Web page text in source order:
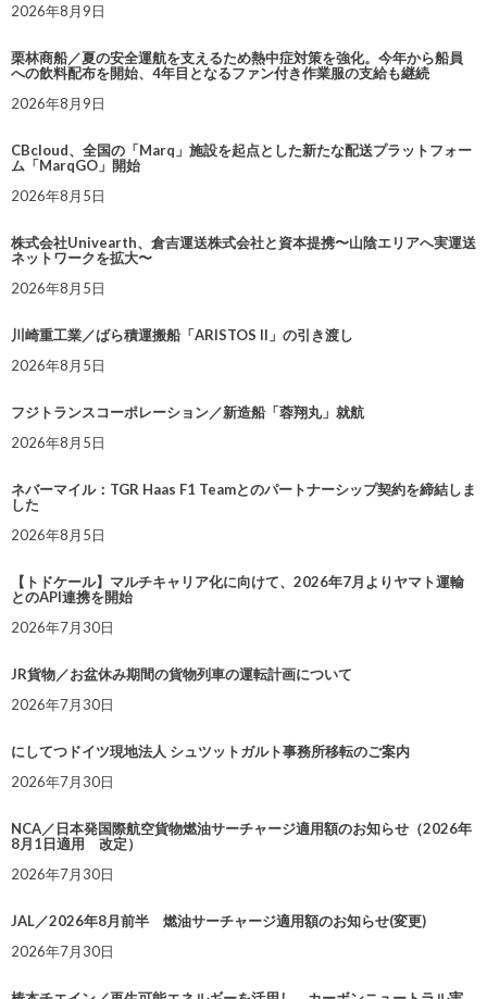
2026年8月9日
栗林商船／夏の安全運航を支えるため熱中症対策を強化。今年から船員
への飲料配布を開始、4年目となるファン付き作業服の支給も継続
2026年8月9日
CBcloud、全国の「Marq」施設を起点とした新たな配送プラットフォー
ム「MarqGO」開始
2026年8月5日
株式会社Univearth、倉吉運送株式会社と資本提携〜山陰エリアへ実運送
ネットワークを拡大〜
2026年8月5日
川崎重工業／ばら積運搬船「ARISTOS II」の引き渡し
2026年8月5日
フジトランスコーポレーション／新造船「蓉翔丸」就航
2026年8月5日
ネバーマイル：TGR Haas F1 Teamとのパートナーシップ契約を締結しま
した
2026年8月5日
【トドケール】マルチキャリア化に向けて、2026年7月よりヤマト運輸
とのAPI連携を開始
2026年7月30日
JR貨物／お盆休み期間の貨物列車の運転計画について
2026年7月30日
にしてつドイツ現地法人 シュツットガルト事務所移転のご案内
2026年7月30日
NCA／日本発国際航空貨物燃油サーチャージ適用額のお知らせ（2026年
8月1日適用 改定）
2026年7月30日
JAL／2026年8月前半 燃油サーチャージ適用額のお知らせ(変更)
2026年7月30日